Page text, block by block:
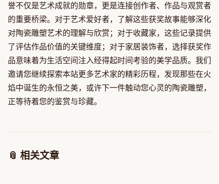
誉不仅是艺术成就的勋章，更是连接创作者、作品与观赏者
的重要桥梁。对于艺术爱好者，了解这些获奖故事能够深化
对陶瓷雕塑艺术的理解与欣赏；对于收藏家，这些记录提供
了评估作品价值的关键维度；对于家居装饰者，选择获奖作
品意味着为生活空间注入经得起时间考验的美学品质。我们
邀请您继续探索本站更多艺术家的精彩历程，发现那些在火
焰中诞生的永恒之美，或许下一件触动您心灵的陶瓷雕塑，
正等待着您的鉴赏与珍藏。
📎 相关文章